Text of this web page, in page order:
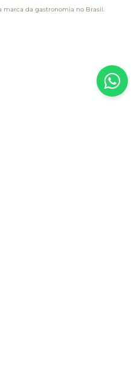
marca da gastronomia no Brasil.